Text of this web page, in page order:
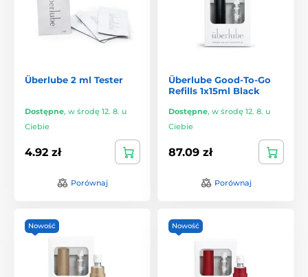
Überlube 2 ml Tester
Dostępne, w środę 12. 8. u
Ciebie
4.92 zł
Porównaj
Überlube Good-To-Go
Refills 1x15ml Black
Dostępne, w środę 12. 8. u
Ciebie
87.09 zł
Porównaj
Nowość Nowość